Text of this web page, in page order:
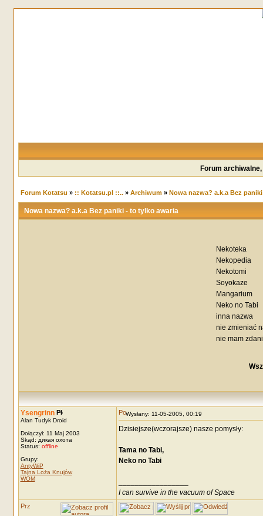
Forum
Forum Kotatsu » :: Kotatsu.pl ::..» Archiwum» Nowa nazwa? a.k.a Bez
Nowa nazwa? a.k.a Bez paniki - to tylko awaria
Nekoteka
Nekopedia
Nekotomi
Soyokaze
Mangarium
Neko no Tabi
inna nazwa
nie zmieniać
nie mam
Ysengrinn
Alan Tudyk Droid
Dołączył: 11 Maj 2003
Skąd: дикая охота
Status: offline
Grupy:
AntyWiP
Tajna Loża Knujów
WOM
Wysłany: 11-05-2005, 00:19
Dzisiejsze(wczorajsze) nasze pomysły:
Tama no Tabi,
Neko no Tabi
I can survive in the vacuum of Space